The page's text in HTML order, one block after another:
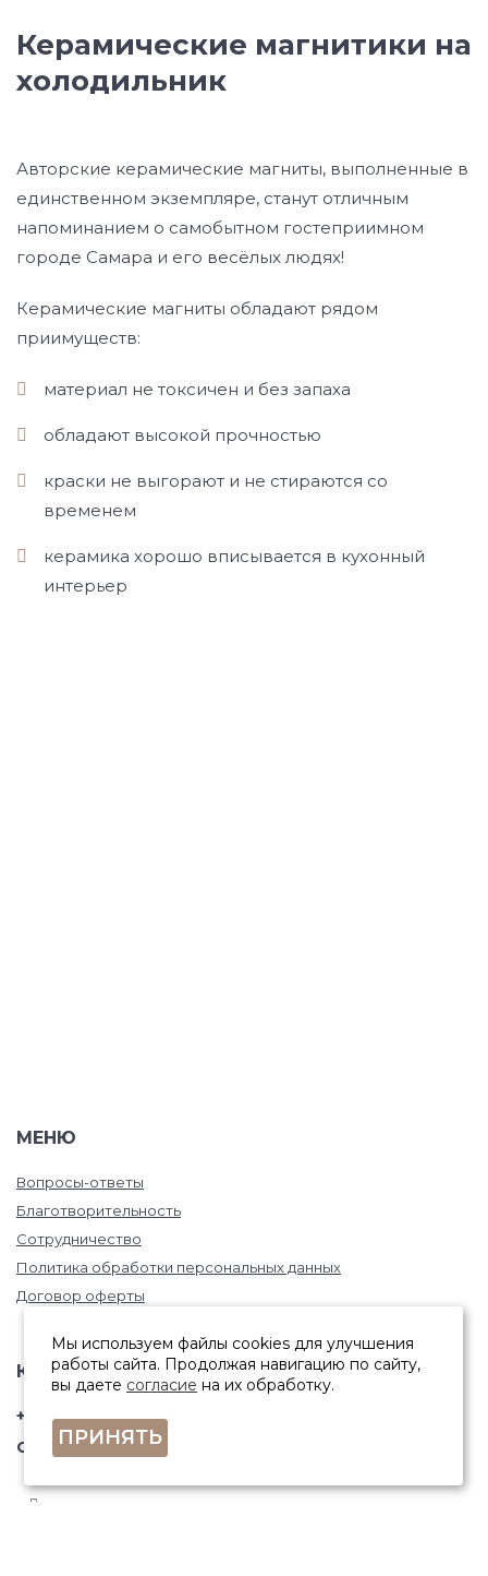
Керамические магнитики на
холодильник
Авторские керамические магниты, выполненные в
единственном экземпляре, станут отличным
напоминанием о самобытном гостеприимном
городе Самара и его весёлых людях!
Керамические магниты обладают рядом
приимуществ:
материал не токсичен и без запаха
обладают высокой прочностью
краски не выгорают и не стираются со
временем
керамика хорошо вписывается в кухонный
интерьер
МЕНЮ
Вопросы-ответы
Благотворительность
Сотрудничество
Политика обработки персональных данных
Договор оферты
КОНТАКТЫ
+7 (846) 332-67-81
Самара, ул. Фрунзе, 145
Мы используем файлы cookies для улучшения
работы сайта. Продолжая навигацию по сайту,
вы даете согласие на их обработку.
ПРИНЯТЬ